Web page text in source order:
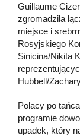
Guillaume
zgromadziła
miejsce i
Rosyjskiego
Sinicina/Nikita
Hubbell/
Polacy po
programie
upadek, który